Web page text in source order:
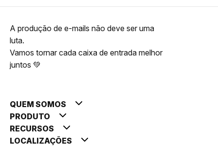
A produção de e-mails não deve ser uma
luta.
Vamos tornar cada caixa de entrada melhor
juntos 💚
QUEM SOMOS
PRODUTO
RECURSOS
LOCALIZAÇÕES